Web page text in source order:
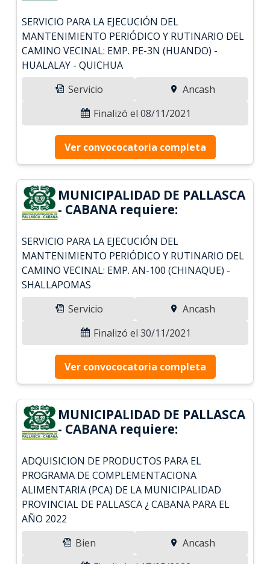
SERVICIO PARA LA EJECUCIÓN DEL
MANTENIMIENTO PERIÓDICO Y RUTINARIO DEL
CAMINO VECINAL: EMP. PE-3N (HUANDO) -
HUALALAY - QUICHUA
Servicio
Ancash
Finalizó el 08/11/2021
Ver convococatoria completa
MUNICIPALIDAD DE PALLASCA
- CABANA requiere:
SERVICIO PARA LA EJECUCIÓN DEL
MANTENIMIENTO PERIÓDICO Y RUTINARIO DEL
CAMINO VECINAL: EMP. AN-100 (CHINAQUE) -
SHALLAPOMAS
Servicio
Ancash
Finalizó el 30/11/2021
Ver convococatoria completa
MUNICIPALIDAD DE PALLASCA
- CABANA requiere:
ADQUISICION DE PRODUCTOS PARA EL
PROGRAMA DE COMPLEMENTACIONA
ALIMENTARIA (PCA) DE LA MUNICIPALIDAD
PROVINCIAL DE PALLASCA ¿ CABANA PARA EL
AÑO 2022
Bien
Ancash